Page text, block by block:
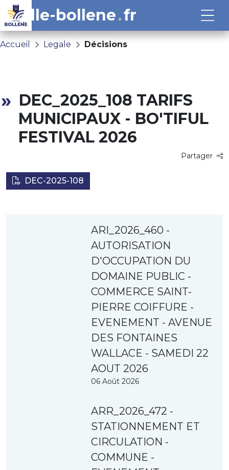
ville-bollene fr
Accueil Legale Décisions
DEC_2025_108 TARIFS
MUNICIPAUX - BO'TIFUL
FESTIVAL 2026
Partager
DEC-2025-108
ARI_2026_460 -
AUTORISATION
D'OCCUPATION DU
DOMAINE PUBLIC -
COMMERCE SAINT-
PIERRE COIFFURE -
EVENEMENT - AVENUE
DES FONTAINES
WALLACE - SAMEDI 22
AOUT 2026
06 Août 2026
ARR_2026_472 -
STATIONNEMENT ET
CIRCULATION -
COMMUNE -